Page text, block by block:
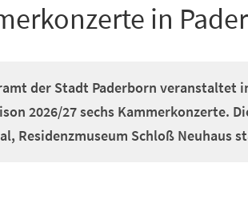
in
der Stadt Paderborn veranstaltet
2026/27 sechs Kammerkonzerte.
Residenzmuseum Schloß Neuhaus